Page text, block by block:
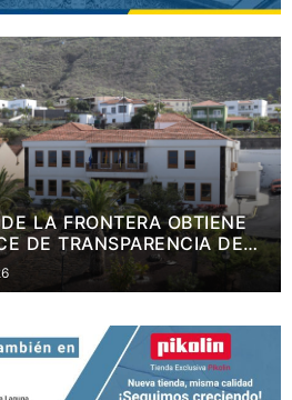
NUESTRA SEÑORA DE
UN SOBRESALIENTE EN LA
AL ALTA DE 2025